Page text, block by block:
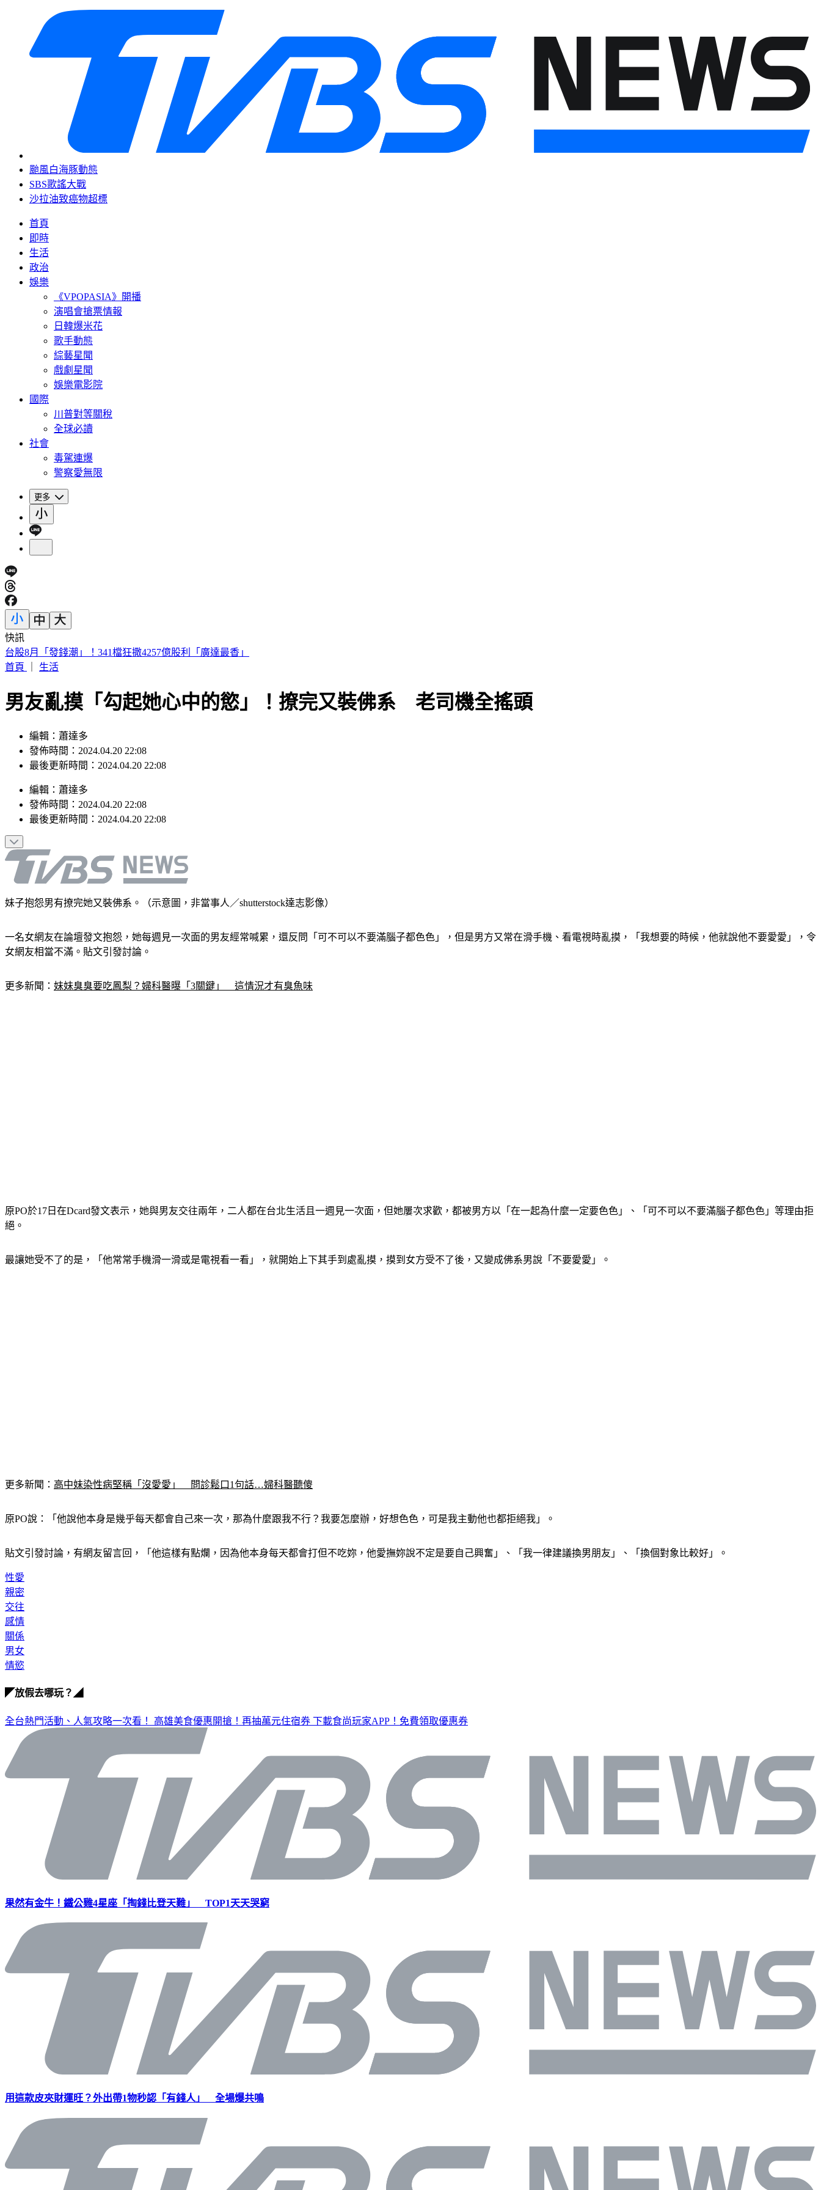
颱風白海豚動態
SBS歌謠大戰
沙拉油致癌物超標
首頁
即時
生活
政治
娛樂
《VPOPASIA》開播
演唱會搶票情報
日韓爆米花
歌手動態
綜藝星聞
戲劇星聞
娛樂電影院
國際
川普對等關稅
全球必讀
社會
毒駕連爆
警察愛無限
更多
快訊
台股8月「發錢潮」！341檔狂撒4257億股利「廣達最香」
首頁
生活
男友亂摸「勾起她心中的慾」！撩完又裝佛系 老司機全搖頭
編輯：蕭達多
發佈時間：2024.04.20 22:08
最後更新時間：2024.04.20 22:08
編輯 ： 蕭達多
發佈時間： 2024.04.20 22:08
最後更新時間： 2024.04.20 22:08
妹子抱怨男有撩完她又裝佛系。（示意圖，非當事人／shutterstock達志影像）
一名女網友在論壇發文抱怨，她每週見一次面的男友經常喊累，還反問「可不可以不要滿腦子都色色」，但是男方又常在滑手機、看電視時亂摸，「我想要的時候，他就說他不要愛愛」，令
女網友相當不滿。貼文引發討論。
更多新聞： 妹妹臭臭要吃鳳梨？婦科醫曝「3關鍵」　這情況才有臭魚味
原PO於17日在Dcard發文表示，她與男友交往兩年，二人都在台北生活且一週見一次面，但她屢次求歡，都被男方以「在一起為什麼一定要色色」、「可不可以不要滿腦子都色色」等理由拒
絕。
最讓她受不了的是，「他常常手機滑一滑或是電視看一看」，就開始上下其手到處亂摸，摸到女方受不了後，又變成佛系男說「不要愛愛」。
更多新聞： 高中妹染性病堅稱「沒愛愛」　問診鬆口1句話…婦科醫聽傻
原PO說：「他說他本身是幾乎每天都會自己來一次，那為什麼跟我不行？我要怎麼辦，好想色色，可是我主動他也都拒絕我」。
貼文引發討論，有網友留言回，「他這樣有點爛，因為他本身每天都會打但不吃妳，他愛撫妳說不定是要自己興奮」、「我一律建議換男朋友」、「換個對象比較好」。
性愛
親密
交往
感情
關係
男女
情慾
◤放假去哪玩？◢
全台熱門活動、人氣攻略一次看！ 高雄美食優惠開搶！再抽萬元住宿券 下載食尚玩家APP！免費領取優惠券
果然有金牛！鐵公雞4星座「掏錢比登天難」 TOP1天天哭窮
用這款皮夾財運旺？外出帶1物秒認「有錢人」 全場爆共鳴